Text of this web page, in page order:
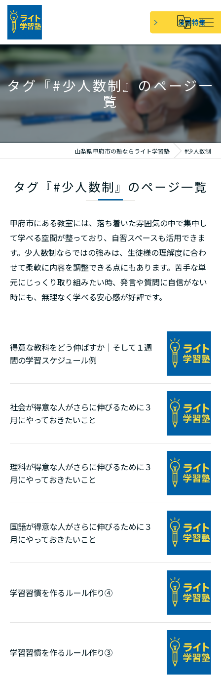
漫画特集
タグ『#少人数制』のページ一
覧
山梨県甲府市の塾ならライト学習塾 #少人数制
タグ『#少人数制』のページ一覧
甲府市にある教室には、落ち着いた雰囲気の中で集中し
て学べる空間が整っており、自習スペースも活用できま
す。少人数制ならではの強みは、生徒様の理解度に合わ
せて柔軟に内容を調整できる点にもあります。苦手な単
元にじっくり取り組みたい時、発言や質問に自信がない
時にも、無理なく学べる安心感が好評です。
得意な教科をどう伸ばすか｜そして１週
間の学習スケジュール例
社会が得意な人がさらに伸びるために３
月にやっておきたいこと
理科が得意な人がさらに伸びるために３
月にやっておきたいこと
国語が得意な人がさらに伸びるために３
月にやっておきたいこと
学習習慣を作るルール作り④
学習習慣を作るルール作り③